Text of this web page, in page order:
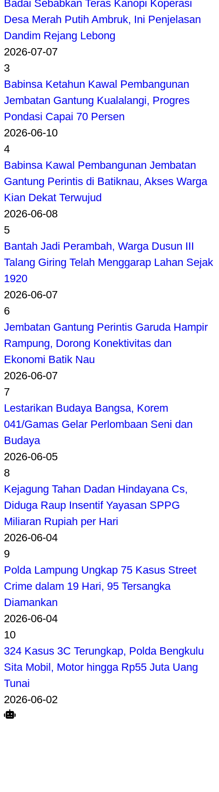
Badai Sebabkan Teras Kanopi Koperasi
Desa Merah Putih Ambruk, Ini Penjelasan
Dandim Rejang Lebong
2026-07-07
3
Babinsa Ketahun Kawal Pembangunan
Jembatan Gantung Kualalangi, Progres
Pondasi Capai 70 Persen
2026-06-10
4
Babinsa Kawal Pembangunan Jembatan
Gantung Perintis di Batiknau, Akses Warga
Kian Dekat Terwujud
2026-06-08
5
Bantah Jadi Perambah, Warga Dusun III
Talang Giring Telah Menggarap Lahan Sejak
1920
2026-06-07
6
Jembatan Gantung Perintis Garuda Hampir
Rampung, Dorong Konektivitas dan
Ekonomi Batik Nau
2026-06-07
7
Lestarikan Budaya Bangsa, Korem
041/Gamas Gelar Perlombaan Seni dan
Budaya
2026-06-05
8
Kejagung Tahan Dadan Hindayana Cs,
Diduga Raup Insentif Yayasan SPPG
Miliaran Rupiah per Hari
2026-06-04
9
Polda Lampung Ungkap 75 Kasus Street
Crime dalam 19 Hari, 95 Tersangka
Diamankan
2026-06-04
10
324 Kasus 3C Terungkap, Polda Bengkulu
Sita Mobil, Motor hingga Rp55 Juta Uang
Tunai
2026-06-02